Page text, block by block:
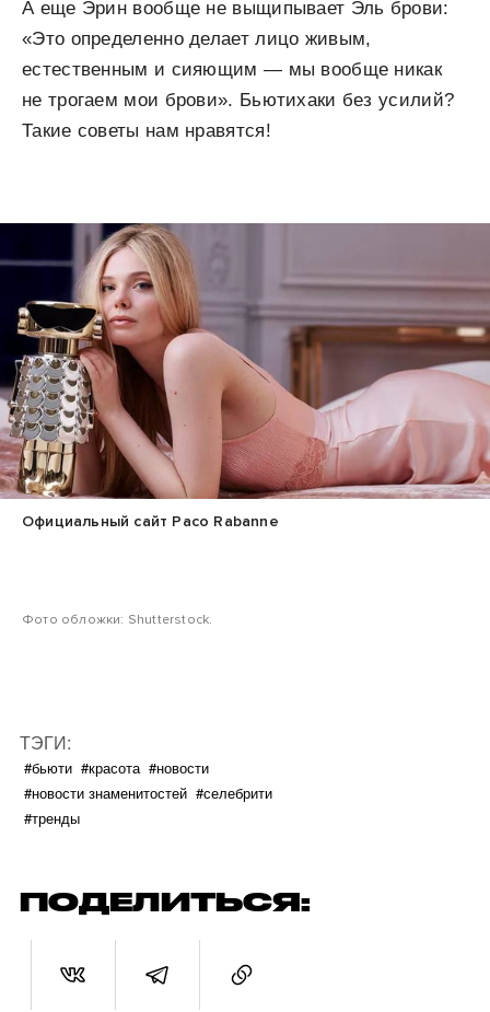
А еще Эрин вообще не выщипывает Эль брови:
«Это определенно делает лицо живым,
естественным и сияющим — мы вообще никак
не трогаем мои брови». Бьютихаки без усилий?
Такие советы нам нравятся!
Официальный сайт Paco Rabanne
Фото обложки: Shutterstock.
ТЭГИ:
#бьюти #красота #новости
#новости знаменитостей #селебрити
#тренды
ПОДЕЛИТЬСЯ: